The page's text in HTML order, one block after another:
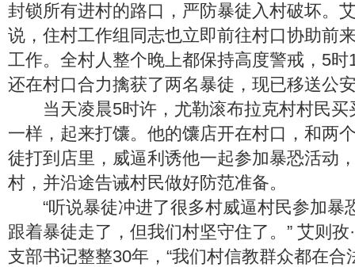
封锁所有进村的路口，严防暴徒入村破坏。
说，住村工作组同志也立即前往村口协助前
工作。全村人整个晚上都保持高度警戒，5
还在村口合力擒获了两名暴徒，现已移送公
当天凌晨5时许，尤勒滚布拉克村村民买
一样，起来打馕。他的馕店开在村口，和两
徒打到店里，威逼利诱他一起参加暴恐活动
村，并沿途告诫村民做好防范准备。
“听说暴徒冲进了很多村威逼村民参加暴
跟着暴徒走了，但我们村坚守住了。” 艾则孜
支部书记整整30年，“我们村信教群众都在合